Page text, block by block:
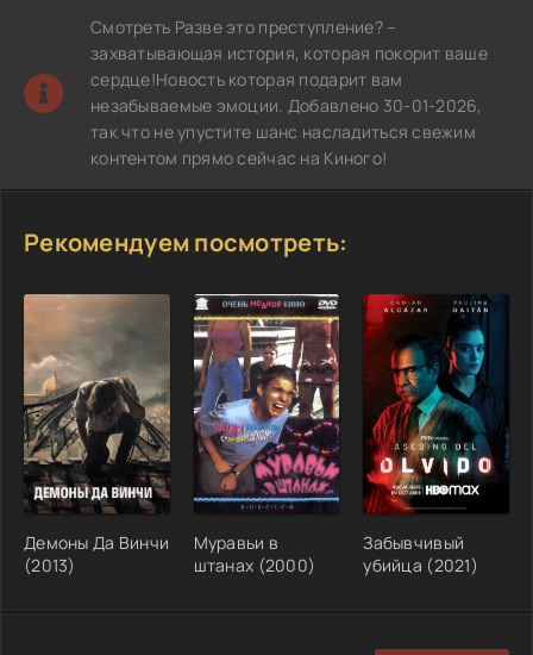
Смотреть Разве это преступление? –
захватывающая история, которая покорит ваше
сердце!Новость которая подарит вам
незабываемые эмоции. Добавлено 30-01-2026,
так что не упустите шанс насладиться свежим
контентом прямо сейчас на Киного!
Рекомендуем посмотреть:
Демоны Да Винчи
(2013)
Муравьи в
штанах (2000)
Забывчивый
убийца (2021)